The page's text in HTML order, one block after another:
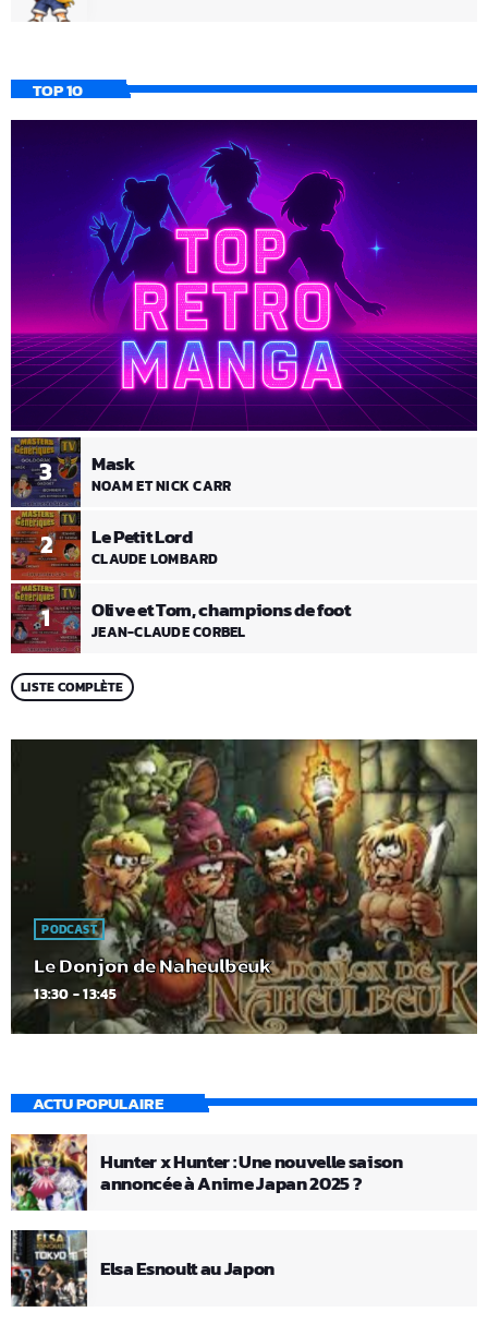
TOP 10
1 Olive et Tom, champions de foot
JEAN-CLAUDE CORBEL
2 Le Petit Lord
CLAUDE LOMBARD
3 Mask
NOAM ET NICK CARR
LISTE COMPLÈTE
PODCAST
Le Donjon de Naheulbeuk
13:30 - 13:45
ACTU POPULAIRE
Hunter x Hunter : Une nouvelle saison
annoncée à Anime Japan 2025 ?
Elsa Esnoult au Japon